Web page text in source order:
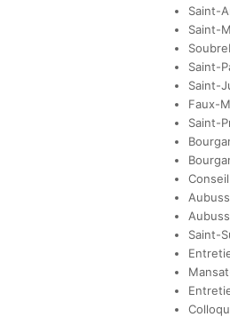
Saint-
Saint-
Saint-
Saint-
Faux-
Saint-
Saint-